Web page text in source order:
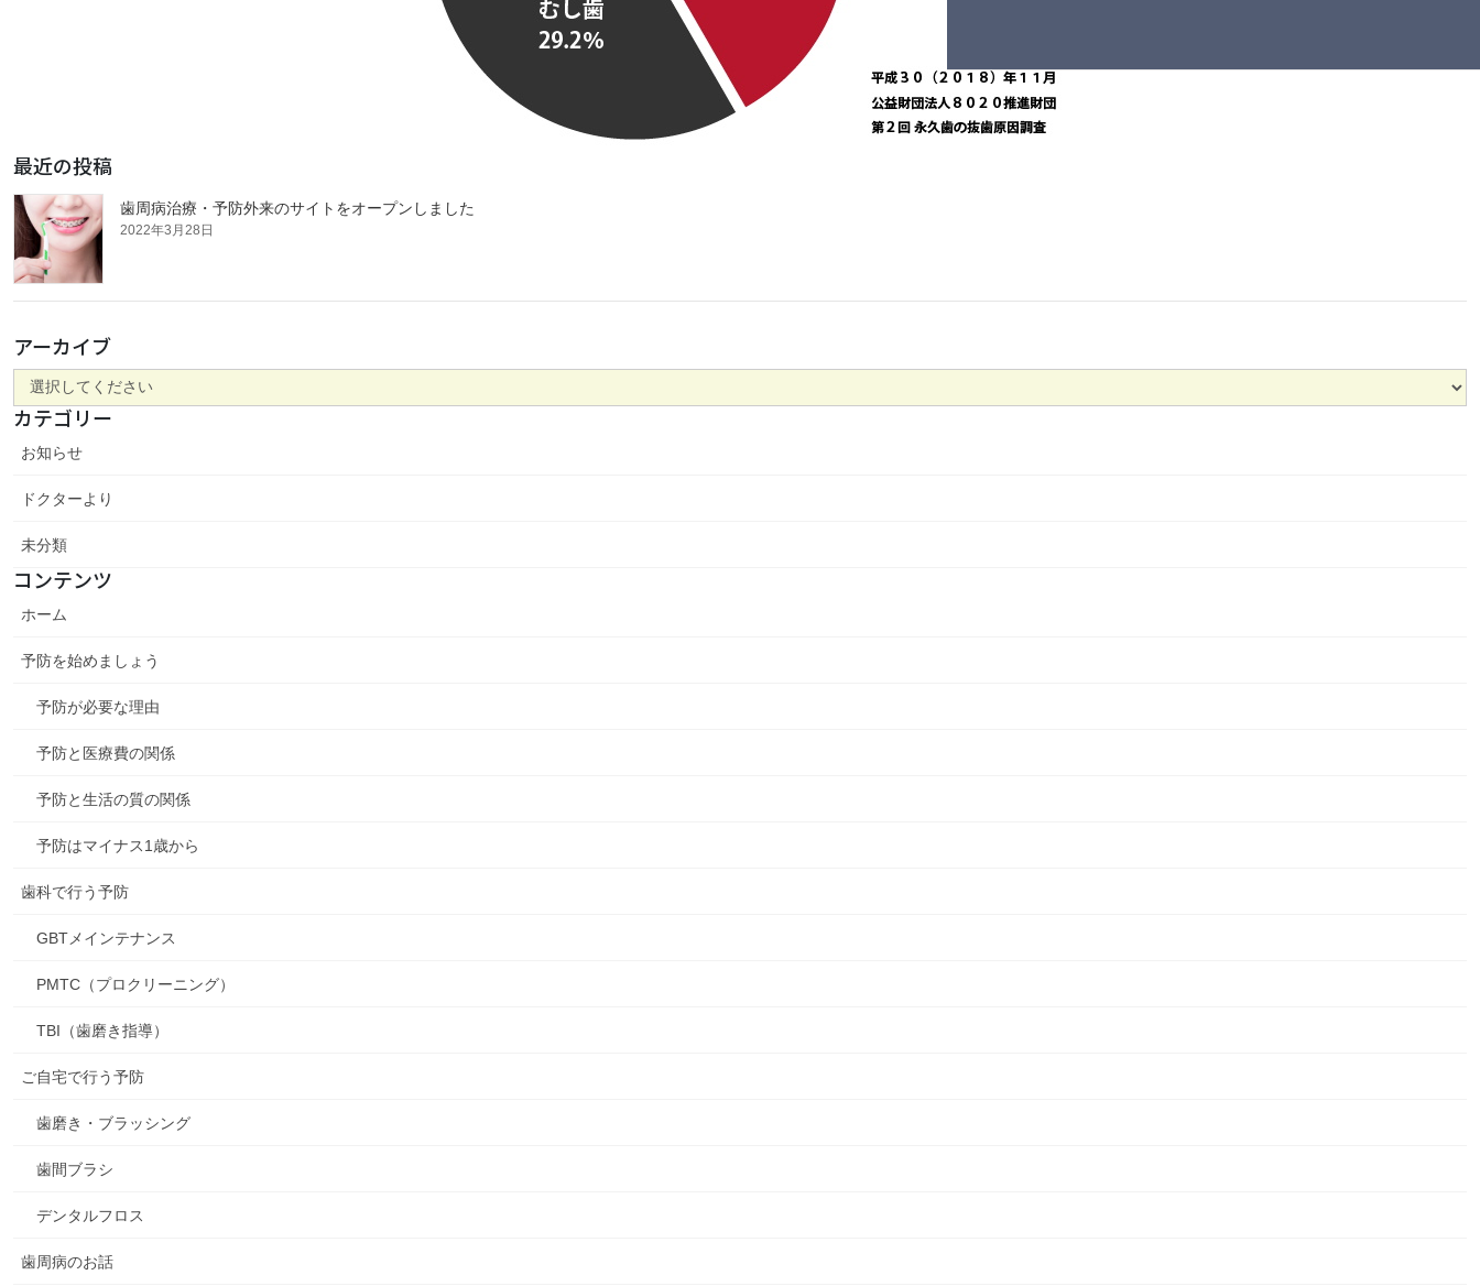
最近の投稿
歯周病治療・予防外来のサイトをオープンしました
2022年3月28日
アーカイブ
カテゴリー
お知らせ
ドクターより
未分類
コンテンツ
ホーム
予防を始めましょう
予防が必要な理由
予防と医療費の関係
予防と生活の質の関係
予防はマイナス1歳から
歯科で行う予防
GBTメインテナンス
PMTC（プロクリーニング）
TBI（歯磨き指導）
ご自宅で行う予防
歯磨き・ブラッシング
歯間ブラシ
デンタルフロス
歯周病のお話